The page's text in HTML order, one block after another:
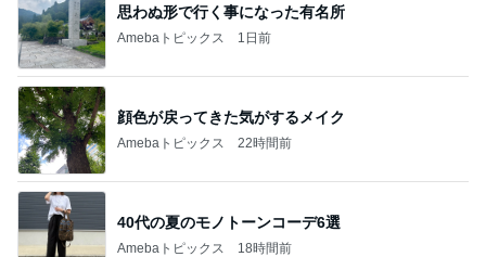
思わぬ形で行く事になった有名所
Amebaトピックス 1日前
顔色が戻ってきた気がするメイク
Amebaトピックス 22時間前
40代の夏のモノトーンコーデ6選
Amebaトピックス 18時間前